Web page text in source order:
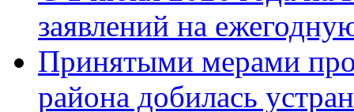
заявлений на
Принятыми мерами
района добилась